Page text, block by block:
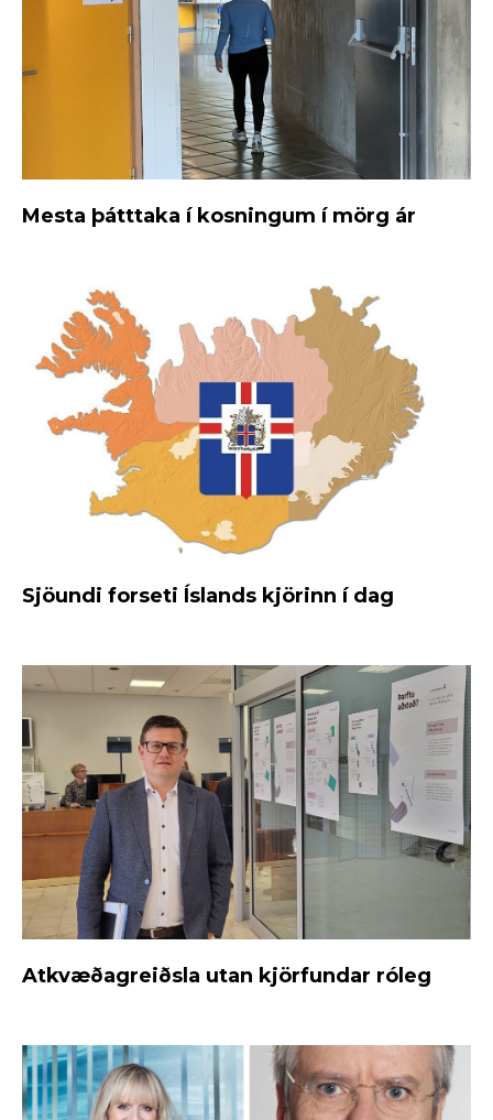
Mesta þátttaka í kosningum í mörg ár
Sjöundi forseti Íslands kjörinn í dag
Atkvæðagreiðsla utan kjörfundar róleg